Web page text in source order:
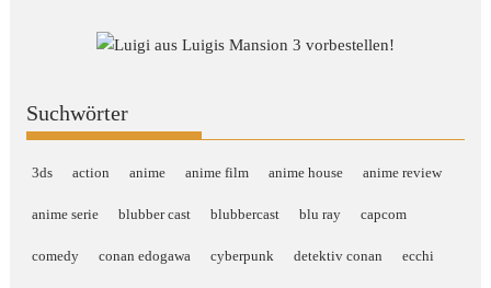
Suchwörter
3ds action anime anime film anime house anime review
anime serie blubber cast blubbercast blu ray capcom
comedy conan edogawa cyberpunk detektiv conan ecchi